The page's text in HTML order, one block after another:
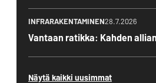
INFRARAKENTAMINEN28.7.2026
Vantaan ratikka: Kahden
Näytä kaikki uusimmat